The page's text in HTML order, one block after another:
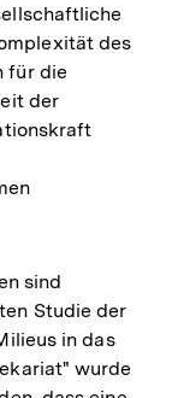
des
für die
der
sind
Studie der
in das
wurde